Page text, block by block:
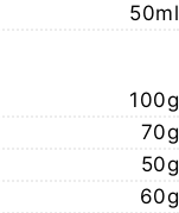
50ml
100g
70g
50g
60g